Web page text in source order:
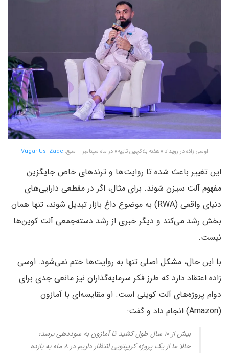
اوسی زاذه در رویداد «هفته بلاکچین تایپه» در ماه سپتامبر – منبع: Vugar Usi Zade
این تغییر باعث شده تا روایت‌ها و ترندهای خاص جایگزین
مفهوم آلت‌ سیزن شوند. برای مثال، اگر در مقطعی دارایی‌های
دنیای واقعی (RWA) به موضوع داغ بازار تبدیل شوند، تنها همان
بخش رشد می‌کند و دیگر خبری از رشد دسته‌جمعی آلت کوین‌ها
نیست.
با این حال، مشکل اصلی تنها به روایت‌ها ختم نمی‌شود. اوسی
زاده اعتقاد دارد که طرز فکر سرمایه‌گذاران نیز مانعی جدی برای
دوام پروژه‌های آلت‌ کوینی است. او مقایسه‌ای با آمازون
(Amazon) انجام داد و گفت:
بیش از ۱۰ سال طول کشید تا آمازون به سوددهی برسد؛
حالا ما از یک پروژه‌ کریپتویی انتظار داریم در ۸ ماه به بازده